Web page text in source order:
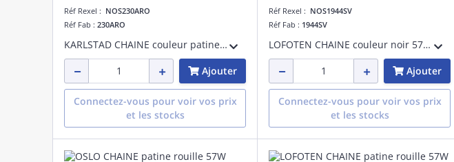
Réf Rexel : NOS230ARO
Réf Fab : 230ARO
KARLSTAD CHAINE couleur patine rouille 57W halogène max./E27 IP55 classe II verrerie claire polycarbonate
Ajouter
Connectez-vous pour voir vos prix
et les stocks
Réf Rexel : NOS1944SV
Réf Fab : 1944SV
LOFOTEN CHAINE couleur noir 57W halogène max./E27 IP44 cl II verrerie claire
Ajouter
Connectez-vous pour voir vos prix
et les stocks